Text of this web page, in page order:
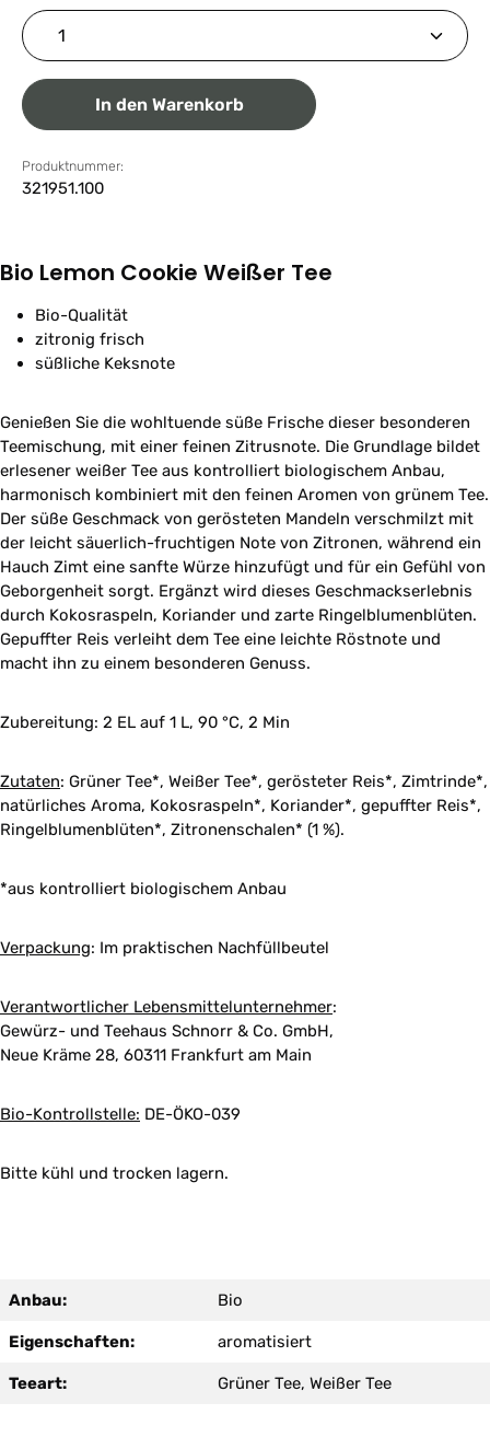
Produkt Anzahl: Gib den gewünschten Wert ein
In den Warenkorb
Produktnummer:
321951.100
Bio Lemon Cookie Weißer Tee
Bio-Qualität
zitronig frisch
süßliche Keksnote
Genießen Sie die wohltuende süße Frische dieser besonderen
Teemischung, mit einer feinen Zitrusnote. Die Grundlage bildet
erlesener weißer Tee aus kontrolliert biologischem Anbau,
harmonisch kombiniert mit den feinen Aromen von grünem Tee.
Der süße Geschmack von gerösteten Mandeln verschmilzt mit
der leicht säuerlich-fruchtigen Note von Zitronen, während ein
Hauch Zimt eine sanfte Würze hinzufügt und für ein Gefühl von
Geborgenheit sorgt. Ergänzt wird dieses Geschmackserlebnis
durch Kokosraspeln, Koriander und zarte Ringelblumenblüten.
Gepuffter Reis verleiht dem Tee eine leichte Röstnote und
macht ihn zu einem besonderen Genuss.
Zubereitung: 2 EL auf 1 L, 90 °C, 2 Min
Zutaten: Grüner Tee*, Weißer Tee*, gerösteter Reis*, Zimtrinde*,
natürliches Aroma, Kokosraspeln*, Koriander*, gepuffter Reis*,
Ringelblumenblüten*, Zitronenschalen* (1 %).
*aus kontrolliert biologischem Anbau
Verpackung: Im praktischen Nachfüllbeutel
Verantwortlicher Lebensmittelunternehmer:
Gewürz- und Teehaus Schnorr & Co. GmbH,
Neue Kräme 28, 60311 Frankfurt am Main
Bio-Kontrollstelle: DE-ÖKO-039
Bitte kühl und trocken lagern.
Anbau: Bio
Eigenschaften: aromatisiert
Teeart: Grüner Tee, Weißer Tee